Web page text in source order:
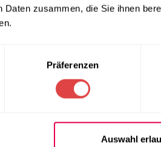
Daten zusammen, die Sie ihnen
Präferenzen
Auswahl
Größe, um alle Ihre
bis zu Lebensmitteln.
sicher und effektiv zu
(Ventilee), der für eine